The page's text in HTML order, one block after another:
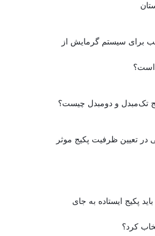
برای سیستم گرمایش از
تک‌مبدل و دومبدل چیست؟
در تعیین ظرفیت پکیج موثر
پکیج ایستاده به جای
کرد؟